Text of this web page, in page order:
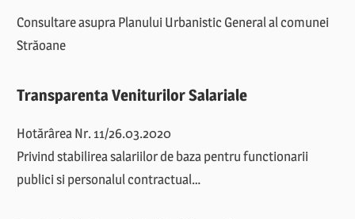
Consultare asupra Planului Urbanistic General al comunei
Străoane
Transparenta Veniturilor Salariale
Hotărârea Nr. 11/26.03.2020
Privind stabilirea salariilor de baza pentru functionarii
publici si personalul contractual…